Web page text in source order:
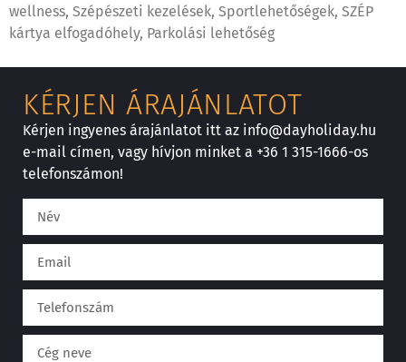
wellness, Szépészeti kezelések, Sportlehetőségek, SZÉP
kártya elfogadóhely, Parkolási lehetőség
KÉRJEN ÁRAJÁNLATOT
Kérjen ingyenes árajánlatot itt az info@dayholiday.hu
e-mail címen, vagy hívjon minket a +36 1 315-1666-os
telefonszámon!